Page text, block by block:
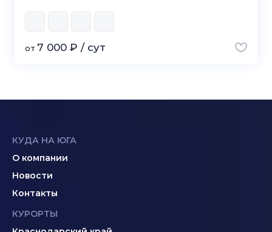
от 7 000 ₽ / сут
КУДА НА ЮГА
О компании
Новости
Контакты
КУРОРТЫ